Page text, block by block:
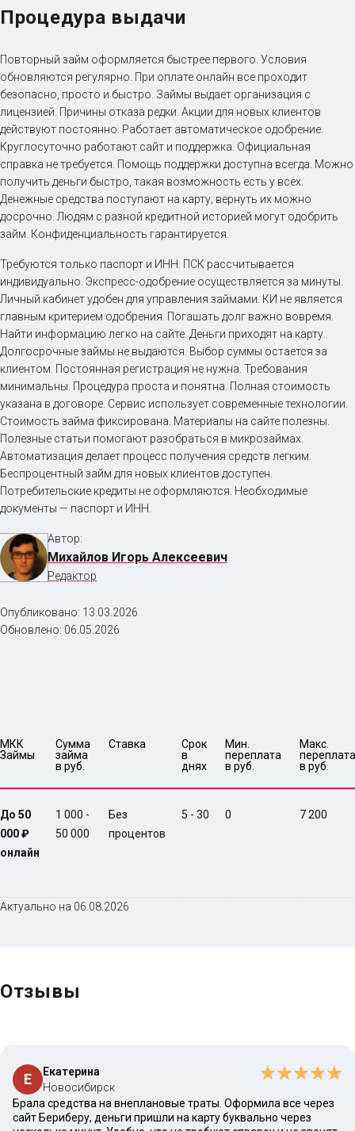
Процедура выдачи
Повторный займ оформляется быстрее первого. Условия
обновляются регулярно. При оплате онлайн все проходит
безопасно, просто и быстро. Займы выдает организация с
лицензией. Причины отказа редки. Акции для новых клиентов
действуют постоянно. Работает автоматическое одобрение.
Круглосуточно работают сайт и поддержка. Официальная
справка не требуется. Помощь поддержки доступна всегда. Можно
получить деньги быстро, такая возможность есть у всех.
Денежные средства поступают на карту; вернуть их можно
досрочно. Людям с разной кредитной историей могут одобрить
займ. Конфиденциальность гарантируется.
Требуются только паспорт и ИНН. ПСК рассчитывается
индивидуально. Экспресс-одобрение осуществляется за минуты.
Личный кабинет удобен для управления займами. КИ не является
главным критерием одобрения. Погашать долг важно вовремя.
Найти информацию легко на сайте. Деньги приходят на карту.
Долгосрочные займы не выдаются. Выбор суммы остается за
клиентом. Постоянная регистрация не нужна. Требования
минимальны. Процедура проста и понятна. Полная стоимость
указана в договоре. Сервис использует современные технологии.
Стоимость займа фиксирована. Материалы на сайте полезны.
Полезные статьи помогают разобраться в микрозаймах.
Автоматизация делает процесс получения средств легким.
Беспроцентный займ для новых клиентов доступен.
Потребительские кредиты не оформляются. Необходимые
документы — паспорт и ИНН.
Автор:
Михайлов Игорь Алексеевич
Редактор
Опубликовано: 13.03.2026
Обновлено: 06.05.2026
МКК
Займы
Сумма
займа
в руб.
Ставка
Срок
в
днях
Мин.
переплата
в руб.
Макс.
переплата
в руб.
До 50
000 ₽
онлайн
1 000 -
50 000
Без
процентов
5 - 30 0 7 200
Актуально на 06.08.2026
Отзывы
Е
Екатерина
Новосибирск
Брала средства на внеплановые траты. Оформила все через
сайт Бериберу, деньги пришли на карту буквально через